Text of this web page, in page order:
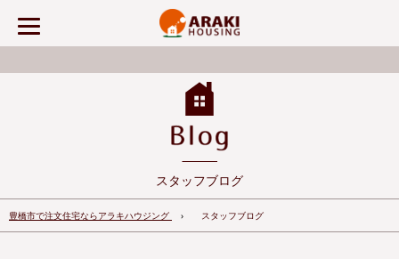
スタッフブログ
豊橋市で注文住宅ならアラキハウジング スタッフブログ